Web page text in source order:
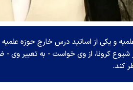
و یکی از اساتید درس خارج حوزه علمیه
شیوع کرونا، از وی خواست - به تعبیر وی
کند.